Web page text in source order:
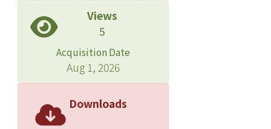
Views
5
Acquisition Date
Aug 1, 2026
Downloads